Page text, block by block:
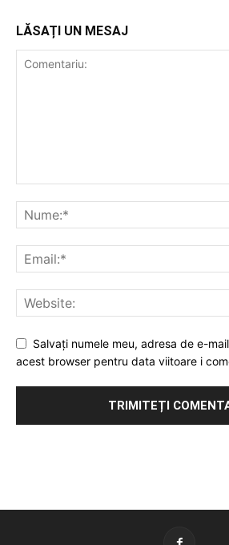
LĂSAȚI UN MESAJ
Salvați numele meu, adresa de e-
acest browser pentru data viitoare i